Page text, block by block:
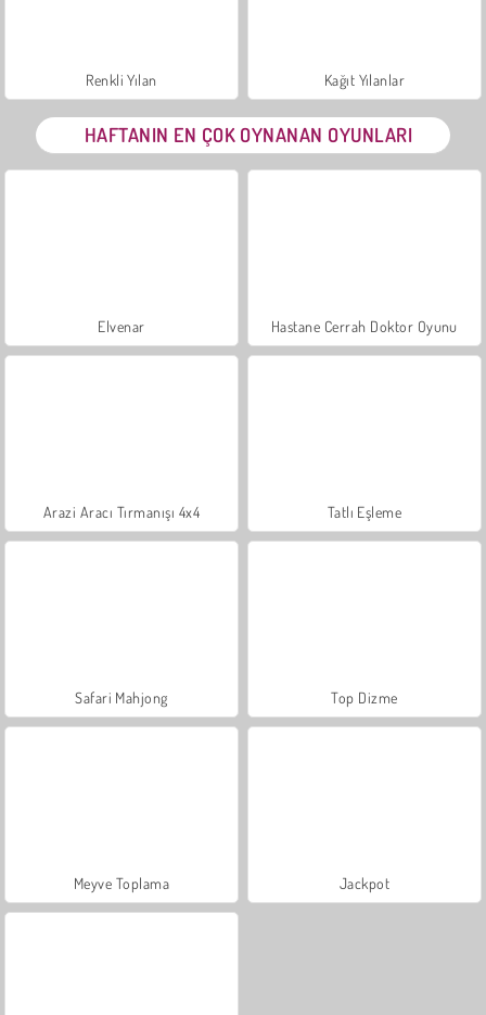
Renkli Yılan Kağıt Yılanlar
HAFTANIN EN ÇOK OYNANAN OYUNLARI
Elvenar Hastane Cerrah Doktor Oyunu
Arazi Aracı Tırmanışı 4x4 Tatlı Eşleme
Safari Mahjong Top Dizme
Meyve Toplama Jackpot